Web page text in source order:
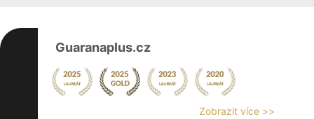
Guaranaplus.cz
Zobrazit více >>